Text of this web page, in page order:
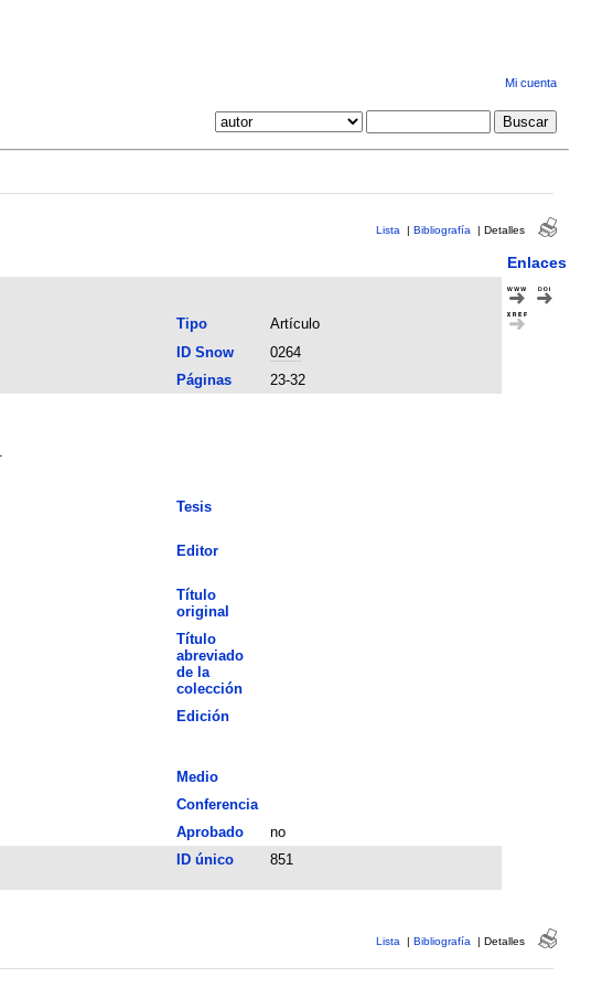
Mi cuenta
Lista | Bibliografía | Detalles
Enlaces
Tipo
Artículo
ID Snow
0264
Páginas
23-32
Tesis
Editor
Título
original
Título
abreviado
de la
colección
Edición
Medio
Conferencia
Aprobado
no
ID único 851
Lista | Bibliografía | Detalles